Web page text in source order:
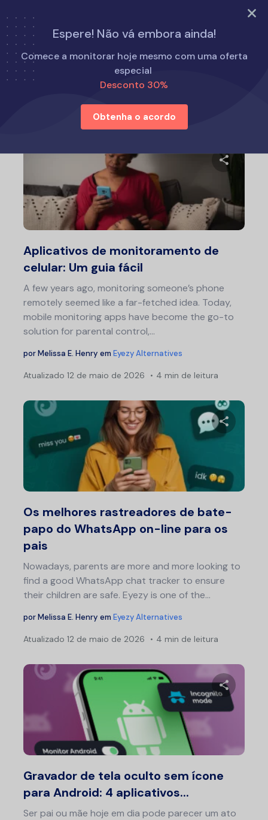
EXPERIMENTE AGORA
Espere! Não vá embora ainda!
Comece a monitorar hoje mesmo com uma oferta
especial
Desconto 30%
Obtenha o acordo
Início Alternativas ao Eyezy
Alternativas ao Eyezy
Aplicativos de monitoramento de
celular: Um guia fácil
A few years ago, monitoring someone’s phone
remotely seemed like a far-fetched idea. Today,
mobile monitoring apps have become the go-to
solution for parental control,…
porMelissa E. Henry em Eyezy Alternatives
Atualizado 12 de maio de 2026 4 min de leitura
Os melhores rastreadores de bate-
papo do WhatsApp on-line para os
pais
Nowadays, parents are more and more looking to
find a good WhatsApp chat tracker to ensure
their children are safe. Eyezy is one of the…
porMelissa E. Henry em Eyezy Alternatives
Atualizado 12 de maio de 2026 4 min de leitura
Gravador de tela oculto sem ícone
para Android: 4 aplicativos...
Ser pai ou mãe hoje em dia pode parecer um ato